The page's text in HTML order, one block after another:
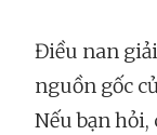
Điều nan
nguồn gốc
Nếu bạn